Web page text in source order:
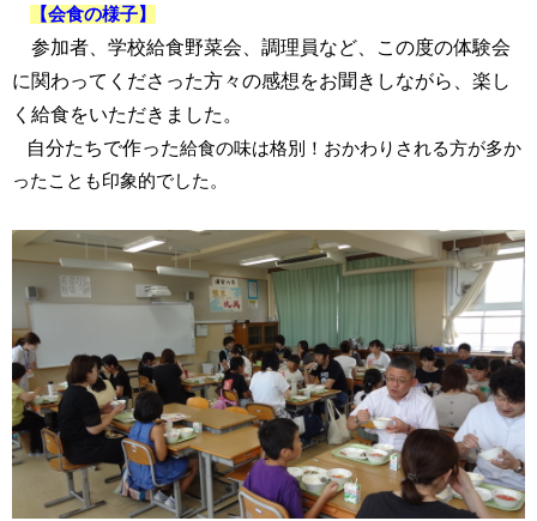
【会食の様子】
参加者、学校給食野菜会、調理員など、この度の体験会
に関わってくださった方々の感想をお聞きしながら、楽し
く給食をいただきました。
自分たちで作った給食の味は格別！おかわりされる方が多か
ったことも印象的でした。